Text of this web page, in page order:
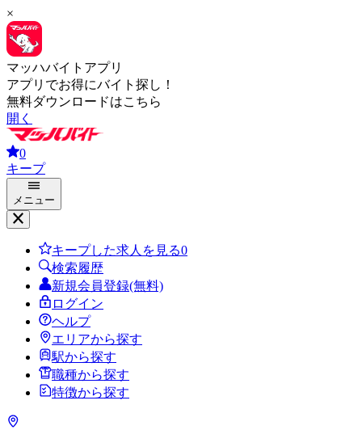
×
マッハバイトアプリ
アプリでお得にバイト探し！
無料ダウンロードはこちら
開く
0
キープ
メニュー
キープした求人を見る0
検索履歴
新規会員登録(無料)
ログイン
ヘルプ
エリアから探す
駅から探す
職種から探す
特徴から探す